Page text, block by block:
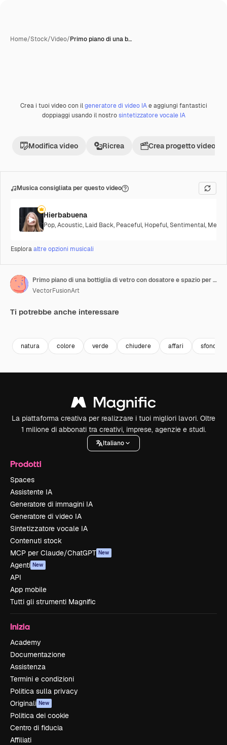
Home/Stock/Video/Primo piano di una b…
PremiumCreata con IA
Crea i tuoi video con ilgeneratore di video IAe aggiungi fantastici
doppiaggi usando il nostrosintetizzatore vocale IA
Modifica video Ricrea Crea progetto video
Musica consigliata per questo video
Hierbabuena
Pop,Acoustic, Laid Back, Peaceful, Hopeful,Sentimental,
Esploraaltre opzioni musicali
Primo piano di una bottiglia di vetro con dosatore e spazio per il testo su sfondo bianco
VectorFusionArt
Ti potrebbe anche interessare
natura colore verde chiudere affari sfondo
La piattaforma creativa per realizzare i tuoi migliori lavori. Oltre
1 milione di abbonati tra creativi, imprese, agenzie e studi.
Italiano
Prodotti
Spaces
Assistente IA
Generatore di immagini IA
Generatore di video IA
Sintetizzatore vocale IA
Contenuti stock
MCP per Claude/ChatGPT New
Agenti New
API
App mobile
Tutti gli strumenti Magnific
Inizia
Academy
Documentazione
Assistenza
Termini e condizioni
Politica sulla privacy
Originali New
Politica dei cookie
Centro di fiducia
Affiliati